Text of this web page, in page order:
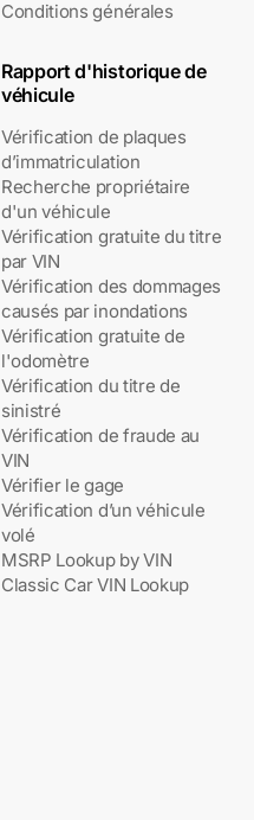
Conditions générales
Rapport d'historique de
véhicule
Vérification de plaques
d’immatriculation
Recherche propriétaire
d'un véhicule
Vérification gratuite du titre
par VIN
Vérification des dommages
causés par inondations
Vérification gratuite de
l'odomètre
Vérification du titre de
sinistré
Vérification de fraude au
VIN
Vérifier le gage
Vérification d’un véhicule
volé
MSRP Lookup by VIN
Classic Car VIN Lookup